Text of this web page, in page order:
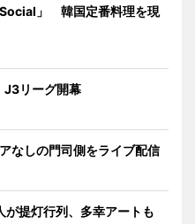
」 韓国定番料理を現
リーグ開幕
なしの門司側をライブ配信
提灯行列、多幸アートも